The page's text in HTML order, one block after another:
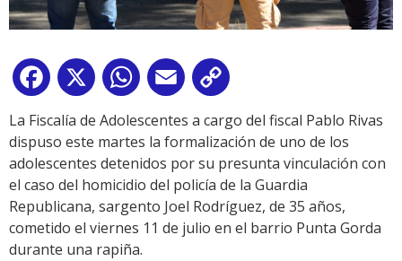
Facebook
X WhatsApp
Email
Link
La Fiscalía de Adolescentes a cargo del fiscal Pablo Rivas
dispuso este martes la formalización de uno de los
adolescentes detenidos por su presunta vinculación con
el caso del homicidio del policía de la Guardia
Republicana, sargento Joel Rodríguez, de 35 años,
cometido el viernes 11 de julio en el barrio Punta Gorda
durante una rapiña.